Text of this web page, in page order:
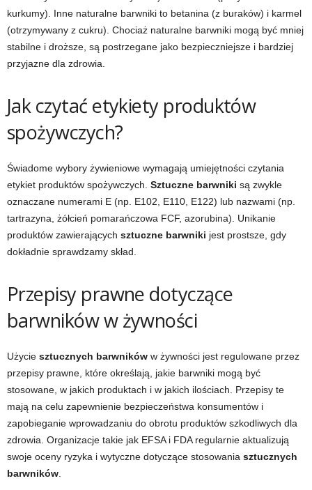
kurkumy). Inne naturalne barwniki to betanina (z buraków) i karmel
(otrzymywany z cukru). Chociaż naturalne barwniki mogą być mniej
stabilne i droższe, są postrzegane jako bezpieczniejsze i bardziej
przyjazne dla zdrowia.
Jak czytać etykiety produktów
spożywczych?
Świadome wybory żywieniowe wymagają umiejętności czytania
etykiet produktów spożywczych. Sztuczne barwniki są zwykle
oznaczane numerami E (np. E102, E110, E122) lub nazwami (np.
tartrazyna, żółcień pomarańczowa FCF, azorubina). Unikanie
produktów zawierających sztuczne barwniki jest prostsze, gdy
dokładnie sprawdzamy skład.
Przepisy prawne dotyczące
barwników w żywności
Użycie sztucznych barwników w żywności jest regulowane przez
przepisy prawne, które określają, jakie barwniki mogą być
stosowane, w jakich produktach i w jakich ilościach. Przepisy te
mają na celu zapewnienie bezpieczeństwa konsumentów i
zapobieganie wprowadzaniu do obrotu produktów szkodliwych dla
zdrowia. Organizacje takie jak EFSA i FDA regularnie aktualizują
swoje oceny ryzyka i wytyczne dotyczące stosowania sztucznych
barwników